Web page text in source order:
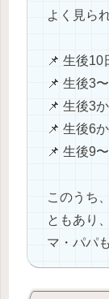
よく見ら
📌 生後10
📌 生後3
📌 生後3
📌 生後6
📌 生後9
このうち
ともあり
マ・パパ